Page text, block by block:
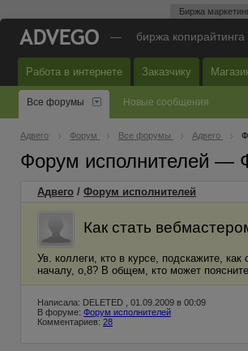
Биржа
— биржа
Работа в интернете Заказчику
Все форумы Новые сообщения
Адвего Форум Все форумы Адвего
Форум исполнителей —
Адвего / Форум исполнителей
Как стать
Ув. коллеги, кто в курсе, подскажите,
началу, о,8? В общем, кто может
Написала: DELETED , 01.09.2009 в 00:09
В форуме: Форум исполнителей
Комментариев: 28